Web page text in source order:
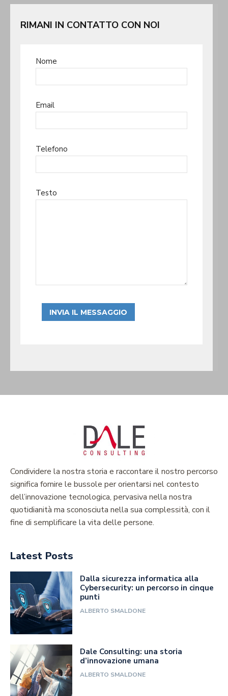
RIMANI IN CONTATTO CON NOI
Nome
Email
Telefono
Testo
Condividere la nostra storia e raccontare il nostro percorso
significa fornire le bussole per orientarsi nel contesto
dell’innovazione tecnologica, pervasiva nella nostra
quotidianità ma sconosciuta nella sua complessità, con il
fine di semplificare la vita delle persone.
Latest Posts
Dalla sicurezza informatica alla
Cybersecurity: un percorso in cinque
punti
ALBERTO SMALDONE
Dale Consulting: una storia
d’innovazione umana
ALBERTO SMALDONE